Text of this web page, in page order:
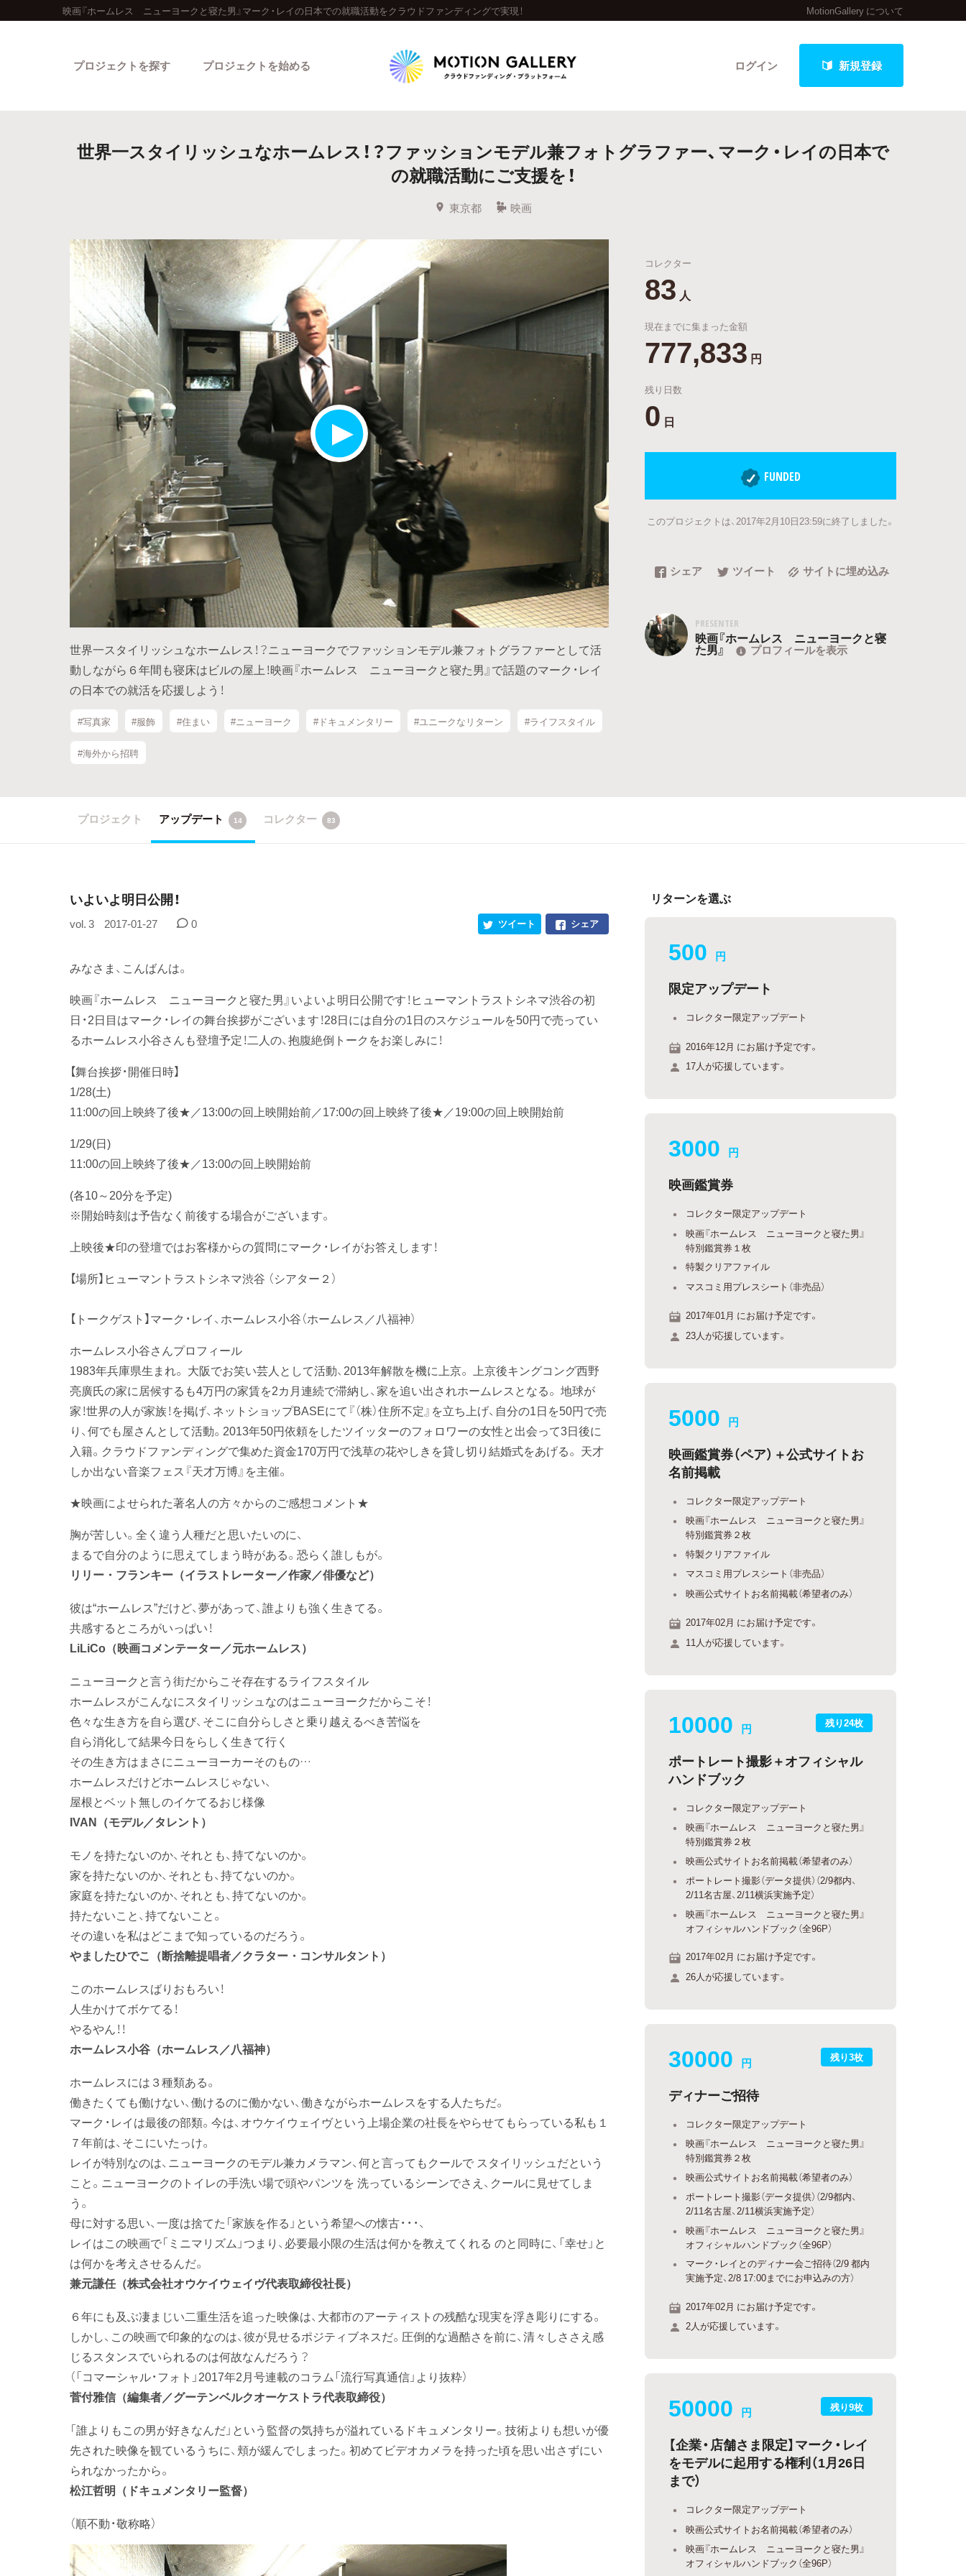
映画『ホームレス ニューヨークと寝た男』マーク・レイの日本での就職活動をクラウドファンディングで実現！ MotionGallery について
ログイン 新規登録
プロジェクトを探す
人気のプロジェクト 新着プロジェクト 終了間近のプロジェクト
Feature
カテゴリーから探す タグから探す キュレーターから探す 特集から探す
Legendary
最新達成プロジェクト 調達額が大きいプロジェクト
プロジェクトを始める
世界一スタイリッシュなホームレス！？ファッションモデル兼フォトグラファー、マーク・レイの日本で
の就職活動にご支援を！
東京都 映画
世界一スタイリッシュなホームレス！？ニューヨークでファッションモデル兼フォトグラファーとして活
動しながら６年間も寝床はビルの屋上！映画『ホームレス ニューヨークと寝た男』で話題のマーク・レイ
の日本での就活を応援しよう！
#写真家 #服飾 #住まい #ニューヨーク #ドキュメンタリー #ユニークなリターン #ライフスタイル
#海外から招聘
コレクター
83 人
現在までに集まった金額
777,833 円
残り日数
0 日
FUNDED
このプロジェクトは、2017年2月10日23:59に終了しました。
シェア ツイート サイトに埋め込み
PRESENTER
映画『ホームレス ニューヨークと寝
た男』 プロフィールを表示
プロジェクト アップデート 14 コレクター 83
いよいよ明日公開！
vol. 3 2017-01-27 0 シェア
ツイート
みなさま、こんばんは。
映画『ホームレス ニューヨークと寝た男』いよいよ明日公開です！ヒューマントラストシネマ渋谷の初
日・2日目はマーク・レイの舞台挨拶がございます！28日には自分の1日のスケジュールを50円で売ってい
るホームレス小谷さんも登壇予定！二人の、抱腹絶倒トークをお楽しみに！
【舞台挨拶・開催日時】
1/28(土)
11:00の回上映終了後★／13:00の回上映開始前／17:00の回上映終了後★／19:00の回上映開始前
1/29(日)
11:00の回上映終了後★／13:00の回上映開始前
(各10～20分を予定)
※開始時刻は予告なく前後する場合がございます。
上映後★印の登壇ではお客様からの質問にマーク・レイがお答えします！
【場所】ヒューマントラストシネマ渋谷 （シアター２）
【トークゲスト】マーク・レイ、ホームレス小谷（ホームレス／八福神）
ホームレス小谷さんプロフィール
1983年兵庫県生まれ。 大阪でお笑い芸人として活動、2013年解散を機に上京。 上京後キングコング西野
亮廣氏の家に居候するも4万円の家賃を2カ月連続で滞納し、家を追い出されホームレスとなる。 地球が
家！世界の人が家族！を掲げ、ネットショップBASEにて『（株）住所不定』を立ち上げ、自分の1日を50円で売
り、何でも屋さんとして活動。2013年50円依頼をしたツイッターのフォロワーの女性と出会って3日後に
入籍。クラウドファンディングで集めた資金170万円で浅草の花やしきを貸し切り結婚式をあげる。 天才
しか出ない音楽フェス『天才万博』を主催。
★映画によせられた著名人の方々からのご感想コメント★
胸が苦しい。全く違う人種だと思いたいのに、
まるで自分のように思えてしまう時がある。恐らく誰しもが。
リリー・フランキー（イラストレーター／作家／俳優など）
彼は“ホームレス”だけど、夢があって、誰よりも強く生きてる。
共感するところがいっぱい！
LiLiCo （映画コメンテーター／元ホームレス）
ニューヨークと言う街だからこそ存在するライフスタイル
ホームレスがこんなにスタイリッシュなのはニューヨークだからこそ！
色々な生き方を自ら選び、そこに自分らしさと乗り越えるべき苦悩を
自ら消化して結果今日をらしく生きて行く
その生き方はまさにニューヨーカーそのもの…
ホームレスだけどホームレスじゃない、
屋根とベット無しのイケてるおじ様像
IVAN （モデル／タレント）
モノを持たないのか、それとも、持てないのか。
家を持たないのか、それとも、持てないのか。
家庭を持たないのか、それとも、持てないのか。
持たないこと、持てないこと。
その違いを私はどこまで知っているのだろう。
やましたひでこ（断捨離提唱者／クラター・コンサルタント）
このホームレスばりおもろい！
人生かけてボケてる！
やるやん！！
ホームレス小谷（ホームレス／八福神）
ホームレスには３種類ある。
働きたくても働けない、働けるのに働かない、働きながらホームレスをする人たちだ。
マーク・レイは最後の部類。今は、オウケイウェイヴという上場企業の社長をやらせてもらっている私も１
７年前は、そこにいたっけ。
レイが特別なのは、ニューヨークのモデル兼カメラマン、何と言ってもクールで スタイリッシュだという
こと。ニューヨークのトイレの手洗い場で頭やパンツを 洗っているシーンでさえ、クールに見せてしま
う。
母に対する思い、一度は捨てた「家族を作る」という希望への懐古・・・、
レイはこの映画で「ミニマリズム」つまり、必要最小限の生活は何かを教えてくれる のと同時に、「幸せ」と
は何かを考えさせるんだ。
兼元謙任（株式会社オウケイウェイヴ代表取締役社長）
６年にも及ぶ凄まじい二重生活を追った映像は、大都市のアーティストの残酷な現実を浮き彫りにする。
しかし、この映画で印象的なのは、彼が見せるポジティブネスだ。圧倒的な過酷さを前に、清々しささえ感
じるスタンスでいられるのは何故なんだろう？
（「コマーシャル・フォト」2017年2月号連載のコラム「流行写真通信」より抜粋）
菅付雅信（編集者／グーテンベルクオーケストラ代表取締役）
「誰よりもこの男が好きなんだ」という監督の気持ちが溢れているドキュメンタリー。技術よりも想いが優
先された映像を観ているうちに、頬が緩んでしまった。初めてビデオカメラを持った頃を思い出さずにい
られなかったから。
松江哲明（ドキュメンタリー監督）
（順不動・敬称略）
リターンを選ぶ
500 円
限定アップデート
コレクター限定アップデート
2016年12月 にお届け予定です。
17人が応援しています。
3000 円
映画鑑賞券
コレクター限定アップデート
映画『ホームレス ニューヨークと寝た男』
特別鑑賞券１枚
特製クリアファイル
マスコミ用プレスシート（非売品）
2017年01月 にお届け予定です。
23人が応援しています。
5000 円
映画鑑賞券（ペア）＋公式サイトお
名前掲載
コレクター限定アップデート
映画『ホームレス ニューヨークと寝た男』
特別鑑賞券２枚
特製クリアファイル
マスコミ用プレスシート（非売品）
映画公式サイトお名前掲載（希望者のみ）
2017年02月 にお届け予定です。
11人が応援しています。
残り24枚
10000 円
ポートレート撮影＋オフィシャル
ハンドブック
コレクター限定アップデート
映画『ホームレス ニューヨークと寝た男』
特別鑑賞券２枚
映画公式サイトお名前掲載（希望者のみ）
ポートレート撮影（データ提供）（2/9都内、
2/11名古屋、2/11横浜実施予定）
映画『ホームレス ニューヨークと寝た男』
オフィシャルハンドブック（全96P）
2017年02月 にお届け予定です。
26人が応援しています。
残り3枚
30000 円
ディナーご招待
コレクター限定アップデート
映画『ホームレス ニューヨークと寝た男』
特別鑑賞券２枚
映画公式サイトお名前掲載（希望者のみ）
ポートレート撮影（データ提供）（2/9都内、
2/11名古屋、2/11横浜実施予定）
映画『ホームレス ニューヨークと寝た男』
オフィシャルハンドブック（全96P）
マーク・レイとのディナー会ご招待（2/9 都内
実施予定、2/8 17:00までにお申込みの方）
2017年02月 にお届け予定です。
2人が応援しています。
残り9枚
50000 円
【企業・店舗さま限定】マーク・レイ
をモデルに起用する権利（1月26日
まで）
コレクター限定アップデート
映画公式サイトお名前掲載（希望者のみ）
映画『ホームレス ニューヨークと寝た男』
オフィシャルハンドブック（全96P）